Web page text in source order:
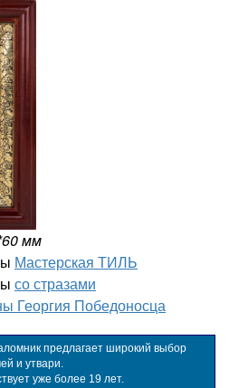
мм
Мастерская ТИЛЬ
со стразами
Георгия Победоносца
предлагает широкий выбор
и утвари.
уже более 19 лет.